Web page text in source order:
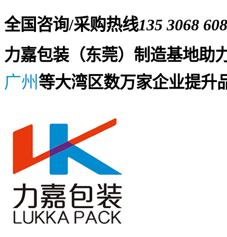
全国咨询/采购热线135 3068
力嘉包装（东莞）制造基地助
广州等大湾区数万家企业提升